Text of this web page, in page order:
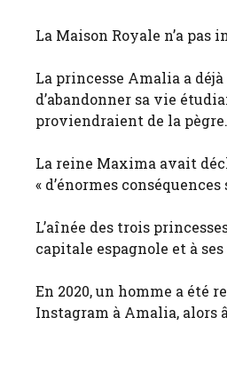
La Maison Royale n’a
La princesse Amalia a
d’abandonner sa vie
proviendraient de la pègre.
La reine Maxima avait
« d’énormes conséquences
L’aînée des trois
capitale espagnole et à
En 2020, un homme a été
Instagram à Amalia, alors